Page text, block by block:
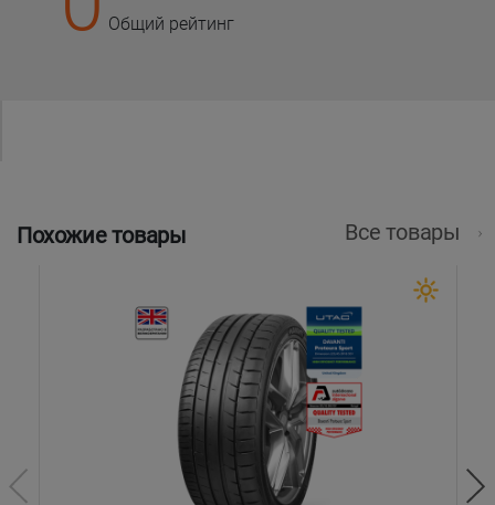
Общий рейтинг
Похожие товары Все товары